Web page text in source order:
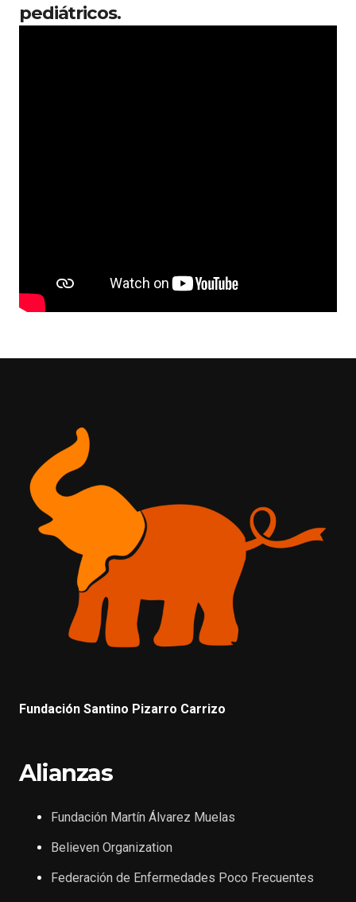
pediátricos.
Fundación Santino Pizarro Carrizo
Alianzas
Fundación Martín Álvarez Muelas
Believen Organization
Federación de Enfermedades Poco Frecuentes